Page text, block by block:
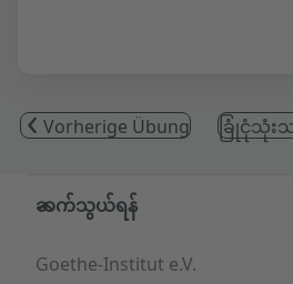
Vorherige Übung ခြုံငုံသုံး
Service- und
ဆက်သွယ်ရန်
Goethe-Institut e.V.